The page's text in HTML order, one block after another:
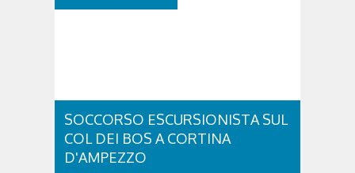
SOCCORSO ESCURSIONISTA SUL
COL DEI BOS A CORTINA
D'AMPEZZO